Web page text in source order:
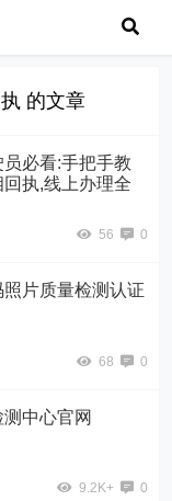
的文章
必看:手把手教
执,线上办理全
56 0
片质量检测认证
68 0
中心官网
9.2K+ 0